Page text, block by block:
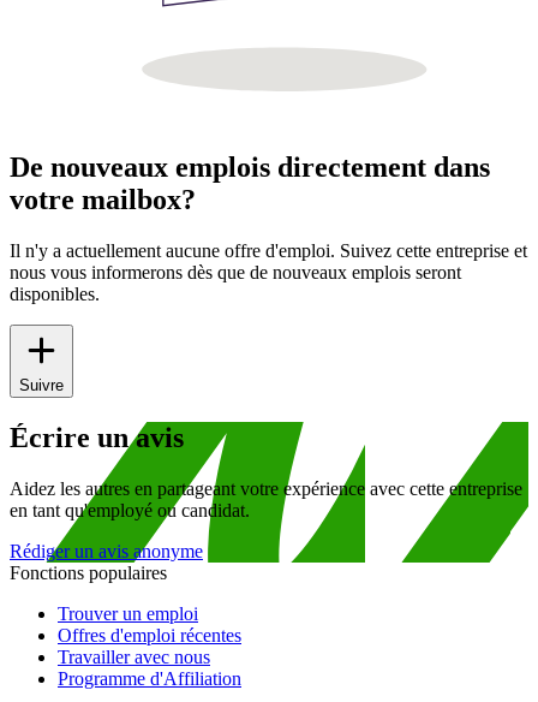
De nouveaux emplois directement dans
votre mailbox?
Il n'y a actuellement aucune offre d'emploi. Suivez cette entreprise et
nous vous informerons dès que de nouveaux emplois seront
disponibles.
Suivre
Écrire un avis
Aidez les autres en partageant votre expérience avec cette entreprise
en tant qu'employé ou candidat.
Rédiger un avis anonyme
Fonctions populaires
Trouver un emploi
Offres d'emploi récentes
Travailler avec nous
Programme d'Affiliation